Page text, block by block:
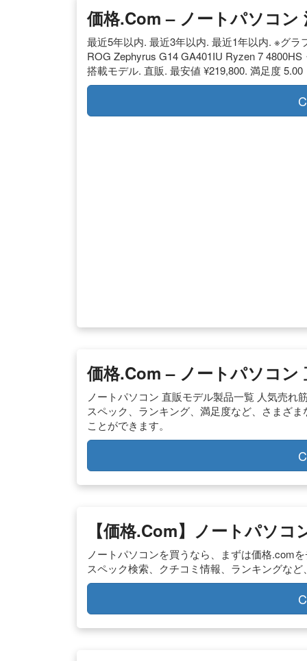
価格.com – ノートパソコン
最近5年以内. 最近3年以内. 最近1年以内. ※グ
ROG Zephyrus G14 GA401IU Ryzen 7
搭載モデル. 直販. 最安値 ¥219,800. 満足度
価格.com – ノートパソコン
ノートパソコン 直販モデル製品一覧 人気売れ
スペック、ランキング、満足度など、さまざ
ことができます。
【価格.com】ノートパソコ
ノートパソコンを買うなら、まずは価格.com
スペック検索、クチコミ情報、ランキングな